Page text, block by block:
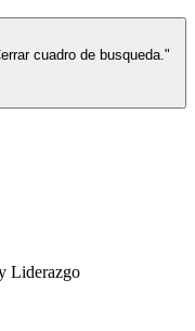
cuadro de busqueda."
Liderazgo